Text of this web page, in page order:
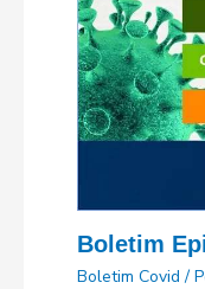
Boletim
Boletim Covid /